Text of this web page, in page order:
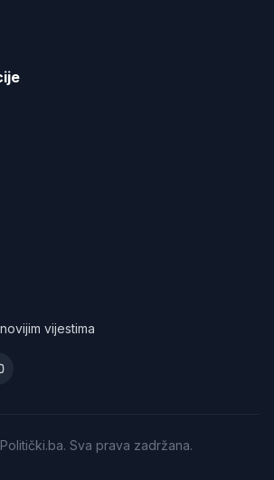
vijestima
Politički.ba. Sva prava zadržana.